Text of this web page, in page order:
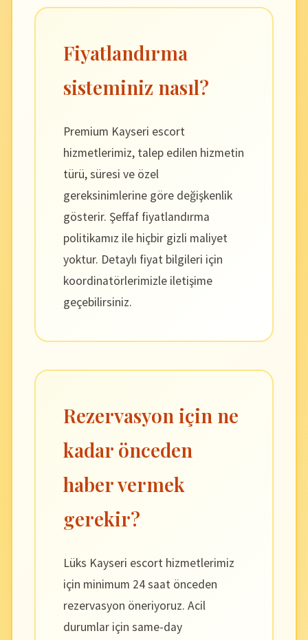
Fiyatlandırma
sisteminiz nasıl?
Premium Kayseri escort
hizmetlerimiz, talep edilen hizmetin
türü, süresi ve özel
gereksinimlerine göre değişkenlik
gösterir. Şeffaf fiyatlandırma
politikamız ile hiçbir gizli maliyet
yoktur. Detaylı fiyat bilgileri için
koordinatörlerimizle iletişime
geçebilirsiniz.
Rezervasyon için ne
kadar önceden
haber vermek
gerekir?
Lüks Kayseri escort hizmetlerimiz
için minimum 24 saat önceden
rezervasyon öneriyoruz. Acil
durumlar için same-day